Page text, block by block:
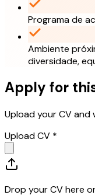
Programa de
Ambiente
diversidade,
Apply for
Upload your CV
Upload CV *
Drop your CV here